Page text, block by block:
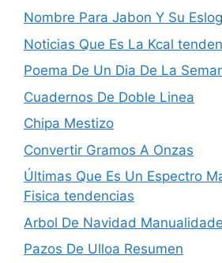
Nombre Para Jabon Y Su
Noticias Que Es La Kcal
Poema De Un Dia De La
Cuadernos De Doble Linea
Chipa Mestizo
Convertir Gramos A Onzas
Últimas Que Es Un Espectro
Fisica tendencias
Arbol De Navidad
Pazos De Ulloa Resumen